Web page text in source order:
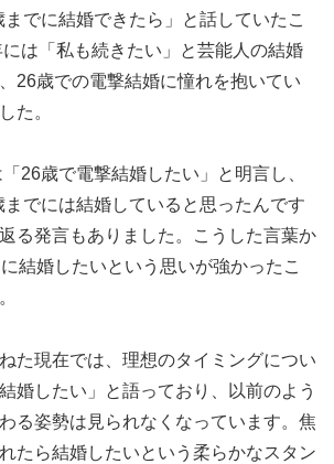
でに結婚できたら」と話していたこ
は「私も続きたい」と芸能人の結婚
26歳での電撃結婚に憧れを抱いてい
た。
26歳で電撃結婚したい」と明言し、
でには結婚していると思ったんです
る発言もありました。こうした言葉か
結婚したいという思いが強かったこ
た現在では、理想のタイミングについ
婚したい」と語っており、以前のよう
る姿勢は見られなくなっています。焦
たら結婚したいという柔らかなスタン